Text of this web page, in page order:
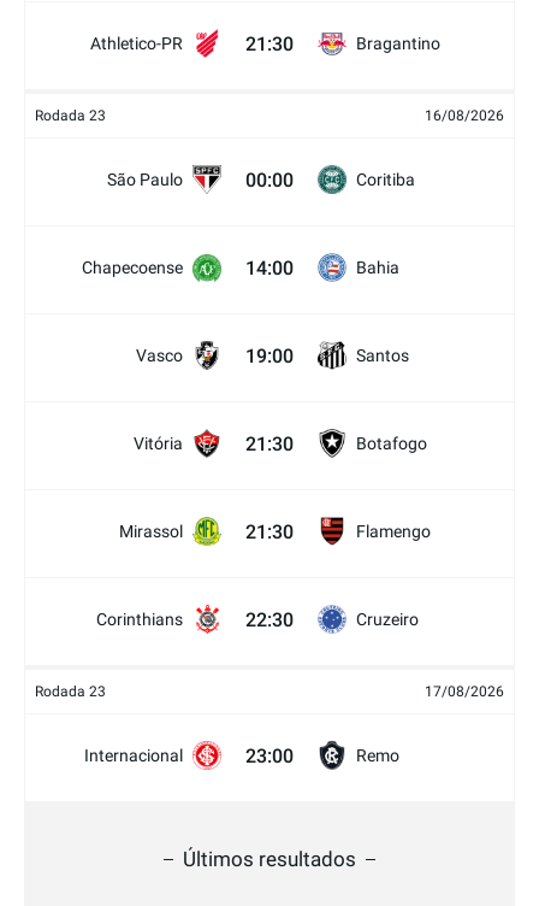
Athletico-PR 21:30 Bragantino
Rodada 23 16/08/2026
São Paulo 00:00 Coritiba
Chapecoense 14:00 Bahia
Vasco 19:00 Santos
Vitória 21:30 Botafogo
Mirassol 21:30 Flamengo
Corinthians 22:30 Cruzeiro
Rodada 23 17/08/2026
Internacional 23:00 Remo
Últimos resultados